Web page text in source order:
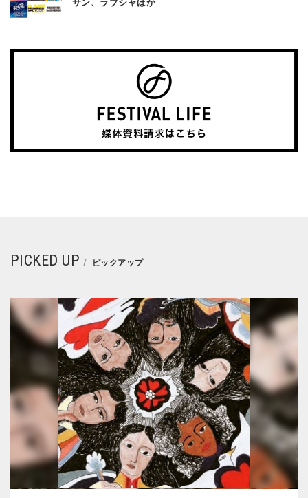
PICKED UP ピックアップ